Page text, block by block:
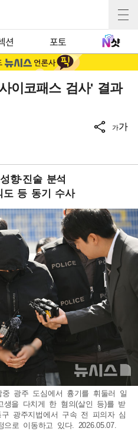
션 포토
이코패스 검사' 결과
가가
향·진술 분석
도 등 동기 수사
광주 도심에서 흉기를 휘둘러 일
생을 다치게 한 혐의(살인 등)를 받
광주지법에서 구속 전 피의자 심
로 이동하고 있다. 2026.05.07.